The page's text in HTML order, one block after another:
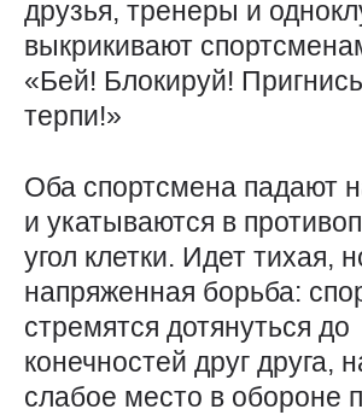
друзья, тренеры и
выкрикивают
«Бей! Блокируй!
терпи!»
Оба спортсмена падают
и укатываются в
угол клетки. Идет тихая,
напряженная борьба:
стремятся дотянуться до
конечностей друг друга,
слабое место в обороне